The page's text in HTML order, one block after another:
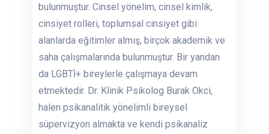
bulunmuştur. Cinsel yönelim, cinsel kimlik,
cinsiyet rolleri, toplumsal cinsiyet gibi
alanlarda eğitimler almış, birçok akademik ve
saha çalışmalarında bulunmuştur. Bir yandan
da LGBTİ+ bireylerle çalışmaya devam
etmektedir. Dr. Klinik Psikolog Burak Okci,
halen psikanalitik yönelimli bireysel
süpervizyon almakta ve kendi psikanaliz